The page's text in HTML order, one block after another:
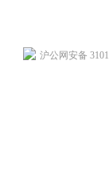
沪公网安备